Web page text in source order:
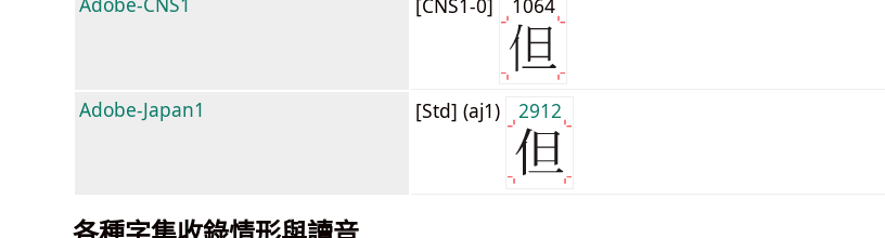
Adobe-Japan1 [Std] (aj1) 2912